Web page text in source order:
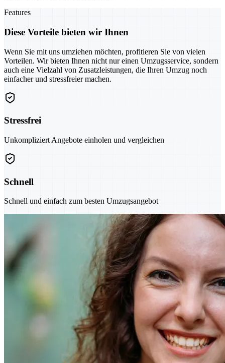
Features
Diese Vorteile bieten wir Ihnen
Wenn Sie mit uns umziehen möchten, profitieren Sie von vielen
Vorteilen. Wir bieten Ihnen nicht nur einen Umzugsservice, sondern
auch eine Vielzahl von Zusatzleistungen, die Ihren Umzug noch
einfacher und stressfreier machen.
Stressfrei
Unkompliziert Angebote einholen und vergleichen
Schnell
Schnell und einfach zum besten Umzugsangebot